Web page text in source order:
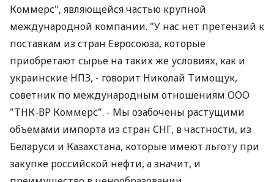
Коммерс", являющейся частью крупной
международной компании. "У нас нет претензий к
поставкам из стран Евросоюза, которые
приобретают сырье на таких же условиях, как и
украинские НПЗ, - говорит Николай Тимощук,
советник по международным отношениям ООО
"ТНК-ВР Коммерс". - Мы озабочены растущими
объемами импорта из стран СНГ, в частности, из
Беларуси и Казахстана, которые имеют льготу при
закупке российской нефти, а значит, и